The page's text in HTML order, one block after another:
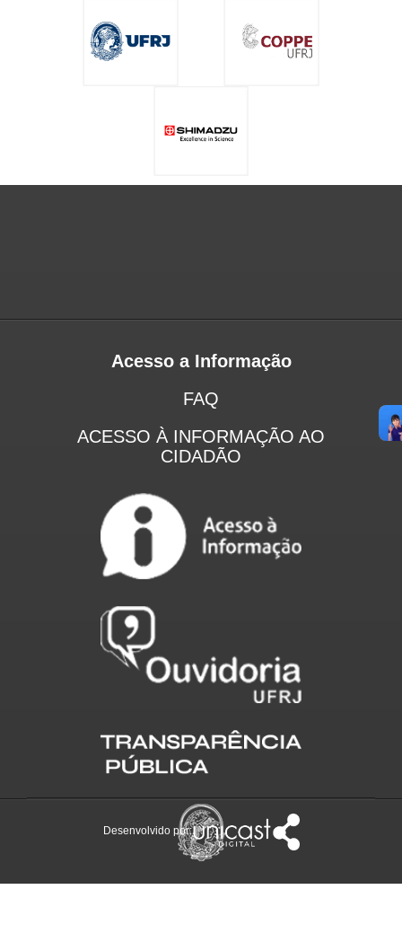
Acesso a Informação
FAQ
ACESSO À INFORMAÇÃO AO
CIDADÃO
Desenvolvido por: